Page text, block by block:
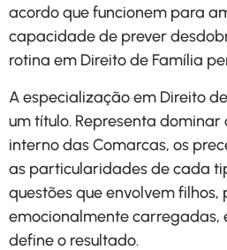
acordo que funcionem para
capacidade de prever
rotina em Direito de Família
A especialização em Direito
um título. Representa
interno das Comarcas, os
as particularidades de cada
questões que envolvem
emocionalmente carregadas,
define o resultado.